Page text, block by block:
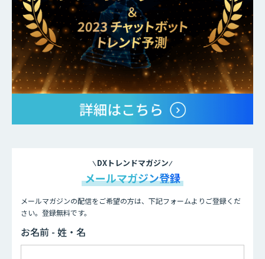
DXトレンドマガジン
メールマガジン登録
メールマガジンの配信をご希望の方は、下記フォームよりご登録くだ
さい。登録無料です。
お名前 - 姓・名